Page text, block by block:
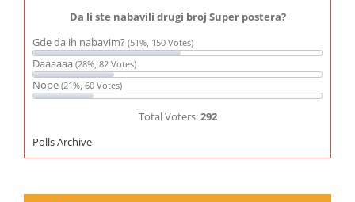
Da li ste nabavili drugi broj Super postera?
Gde da ih nabavim? (51%, 150 Votes)
Daaaaaa (28%, 82 Votes)
Nope (21%, 60 Votes)
Total Voters:292
Polls Archive